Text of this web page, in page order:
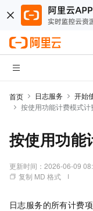
首页 日志服务 开始
按使用功能计费模式计
按使用功能
更新时间： 2026-06-09
复制 MD 格式
日志服务的所有计费